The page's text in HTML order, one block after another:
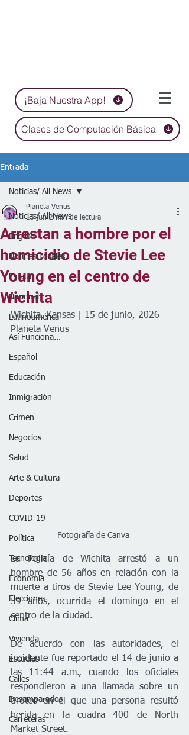
¡Baja Nuestra App!
Clases de Computación Básica
Entrada
Noticias/ All News
English
Noticias Locales
Estatal
Nacional
Latinoamérica
Así Funciona...
Español
Educación
Inmigración
Crimen
Negocios
Salud
Arte & Cultura
Deportes
COVID-19
Política
Tecnología
Economía
Elecciones
Clima
Vivienda
Escuelas
Calles
Desamparados
Carreteras
Noticias/ All News
Arrestan a hombre por el
homicidio de Stevie Lee
Young en el centro de
Wichita
Planeta Venus
15 jun 2 min de lectura
Wichita, Kansas | 15 de junio, 2026
Planeta Venus
Fotografía de Canva
La Policía de Wichita arrestó a un
hombre de 56 años en relación con la
muerte a tiros de Stevie Lee Young, de
59 años, ocurrida el domingo en el
centro de la ciudad.
De acuerdo con las autoridades, el
incidente fue reportado el 14 de junio a
las 11:44 a.m., cuando los oficiales
respondieron a una llamada sobre un
tiroteo en el que una persona resultó
herida en la cuadra 400 de North
Market Street.